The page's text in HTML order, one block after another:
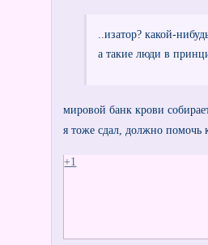
..изатор? какой-
а такие люди в
мировой банк крови
я тоже сдал, должно помочь
+1